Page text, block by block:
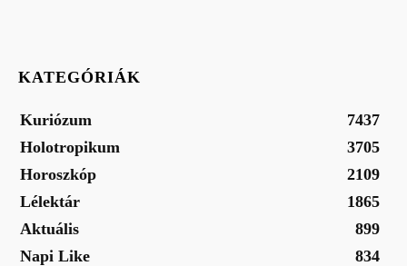
KATEGÓRIÁK
Kuriózum
7437
Holotropikum
3705
Horoszkóp
2109
Lélektár
1865
Aktuális
899
Napi Like
834